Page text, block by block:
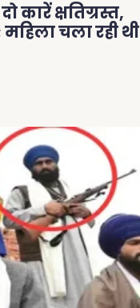
कारें क्षतिग्रस्त,
चला रही थी